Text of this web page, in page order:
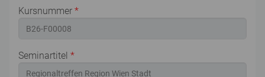
Kursnummer *
Seminartitel *